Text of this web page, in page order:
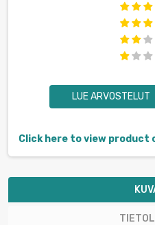
LUE ARVOSTELUT
Click here to view product